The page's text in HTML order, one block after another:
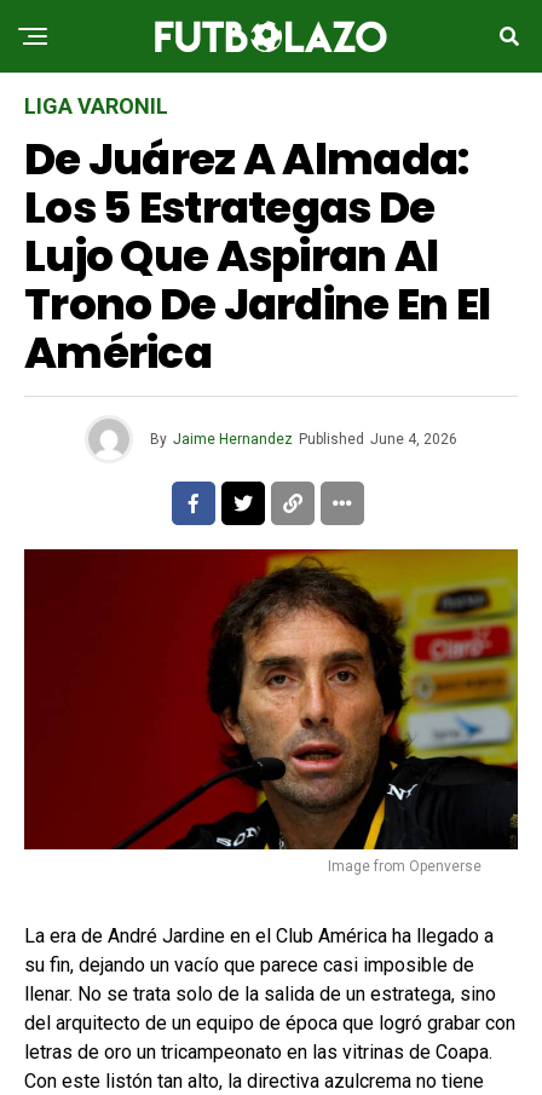
LIGA VARONIL
De Juárez A Almada:
Los 5 Estrategas De
Lujo Que Aspiran Al
Trono De Jardine En El
América
By Jaime Hernandez Published June 4, 2026
Image from Openverse
La era de André Jardine en el Club América ha llegado a
su fin, dejando un vacío que parece casi imposible de
llenar. No se trata solo de la salida de un estratega, sino
del arquitecto de un equipo de época que logró grabar con
letras de oro un tricampeonato en las vitrinas de Coapa.
Con este listón tan alto, la directiva azulcrema no tiene